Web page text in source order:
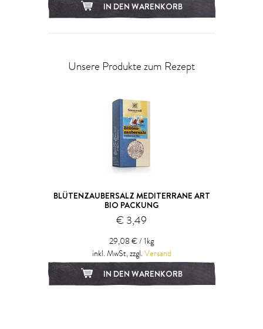
IN DEN WARENKORB
Unsere Produkte zum Rezept
BLÜTENZAUBERSALZ MEDITERRANE ART
BIO PACKUNG
€ 3,49
29,08 € / 1kg
inkl. MwSt, zzgl. Versand
IN DEN WARENKORB